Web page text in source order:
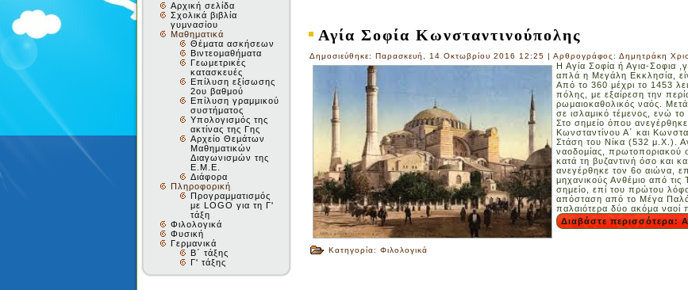
Αρχική σελίδα
Σχολικά βιβλία
γυμνασίου
Μαθηματικά
Θέματα ασκήσεων
Βιντεομαθήματα
Γεωμετρικές
κατασκευές
Επίλυση εξίσωσης
2ου βαθμού
Επίλυση γραμμικού
συστήματος
Υπολογισμός της
ακτίνας της Γης
Αρχείο Θεμάτων
Μαθηματικών
Διαγωνισμών της
Ε.Μ.Ε.
Διάφορα
Πληροφορική
Προγραμματισμός
με LOGO για τη Γ'
τάξη
Φιλολογικά
Φυσική
Γερμανικά
Β΄ τάξης
Γ' τάξης
Αγία Σοφία Κωνσταντινούπολης
Δημοσιεύθηκε: Παρασκευή, 14 Οκτωβρίου 2016 12:25 | Αρθρογράφος: Δημητράκη
Η Αγία Σοφία ή Αγια-Σοφια
απλά η Μεγάλη Εκκλησία,
Από το 360 μέχρι το 1453
πόλης, με εξαίρεση την
ρωμαιοκαθολικός ναός.
σε ισλαμικό τέμενος, ενώ
Στο σημείο όπου
Κωνσταντίνου Α΄ και
Στάση του Νίκα (532 μ.Χ.).
ναοδομίας, πρωτοποριακού
κατά τη βυζαντινή όσο και
ανεγέρθηκε τον 6ο αιώνα,
μηχανικούς Ανθέμιο από τις
σημείο, επί του πρώτου
απόσταση από το Μέγα
παλαιότερα δύο ακόμα ναοί
Διαβάστε περισσότερα:
Κατηγορία: Φιλολογικά